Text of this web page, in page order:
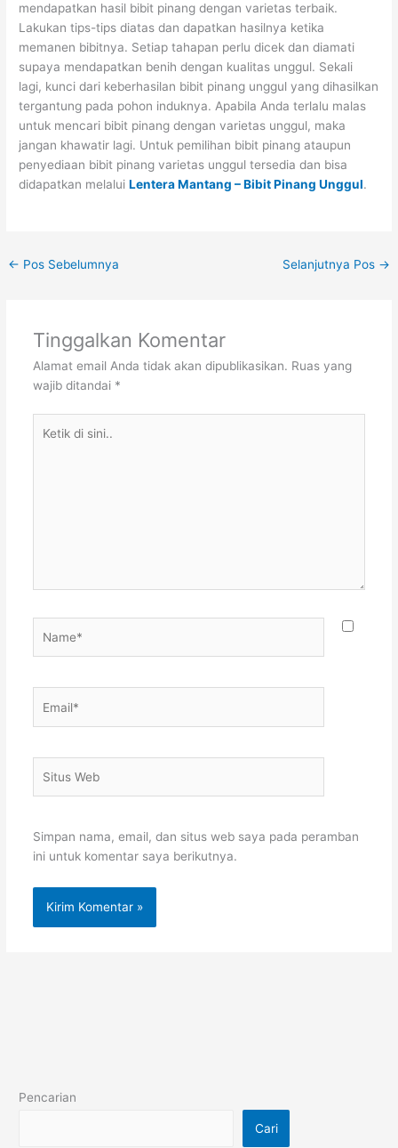
mendapatkan hasil bibit pinang dengan varietas terbaik.
Lakukan tips-tips diatas dan dapatkan hasilnya ketika
memanen bibitnya. Setiap tahapan perlu dicek dan diamati
supaya mendapatkan benih dengan kualitas unggul. Sekali
lagi, kunci dari keberhasilan bibit pinang unggul yang dihasilkan
tergantung pada pohon induknya. Apabila Anda terlalu malas
untuk mencari bibit pinang dengan varietas unggul, maka
jangan khawatir lagi. Untuk pemilihan bibit pinang ataupun
penyediaan bibit pinang varietas unggul tersedia dan bisa
didapatkan melaluiLentera Mantang – Bibit Pinang Unggul.
← Pos Sebelumnya Selanjutnya Pos →
Tinggalkan Komentar
Alamat email Anda tidak akan dipublikasikan. Ruas yang
wajib ditandai *
Web
Simpan nama, email, dan situs web saya pada peramban
ini untuk komentar saya berikutnya.
Pencarian
Cari